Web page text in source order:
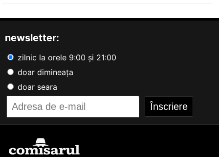
newsletter:
zilnic la orele 9:00 și 21:00
doar dimineața
doar seara